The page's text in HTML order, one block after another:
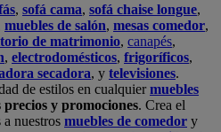
, sofá cama, sofá chaise longue,
muebles de salón, mesas comedor,
de matrimonio, canapés,
, electrodomésticos, frigoríficos,
secadora, y televisiones.
de estilos en cualquiermuebles
precios y promociones. Crea el
nuestros muebles de comedor y